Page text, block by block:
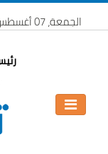
الجمعة، 07 أغسطس 2026